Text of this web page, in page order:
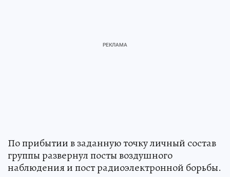
По прибытии в заданную точку личный состав
группы развернул посты воздушного
наблюдения и пост радиоэлектронной борьбы.